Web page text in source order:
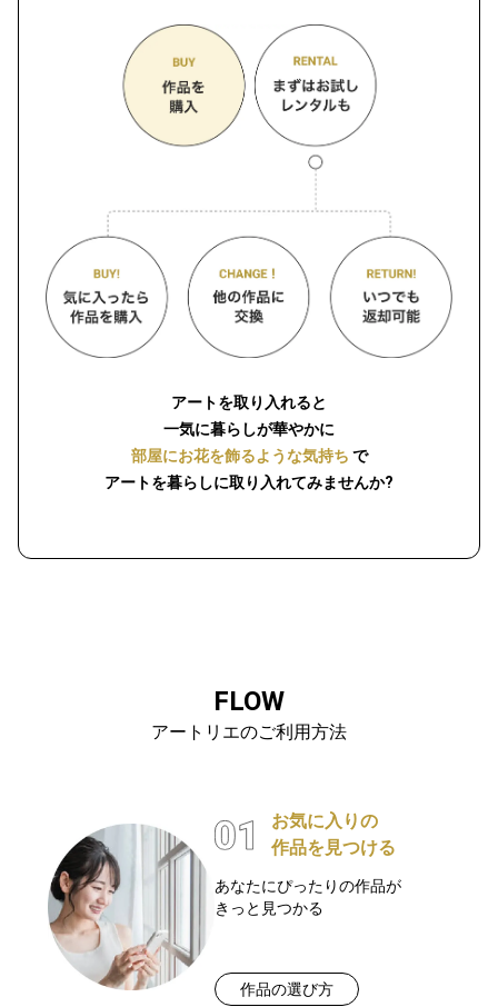
アートを取り入れると
一気に暮らしが華やかに
部屋にお花を飾るような気持ち で
アートを暮らしに取り入れてみませんか?
FLOW
アートリエのご利用方法
お気に入りの
作品を見つける
あなたにぴったりの作品が
きっと見つかる
作品の選び方